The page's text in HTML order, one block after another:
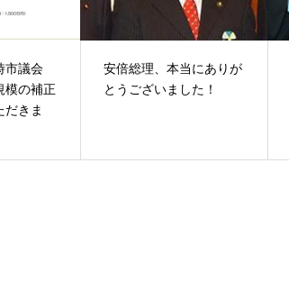
市議会
模の補正
だきま
安倍総理、本当にありが
とうございました！